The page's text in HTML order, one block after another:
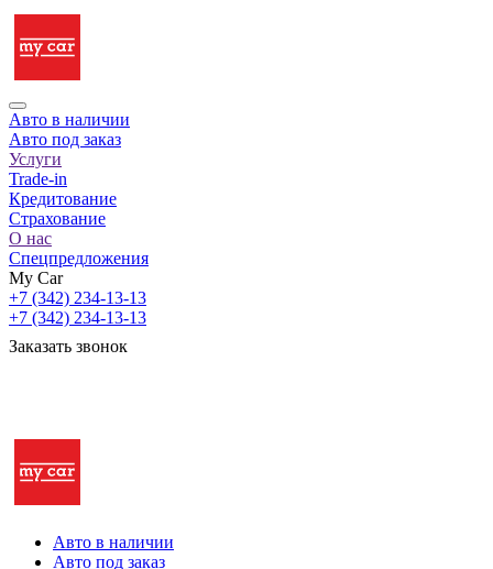
Авто в наличии
Авто под заказ
Услуги
Trade-in
Кредитование
Страхование
О нас
Спецпредложения
My Car
+7 (342) 234-13-13
+7 (342) 234-13-13
Заказать звонок
Авто в наличии
Авто под заказ